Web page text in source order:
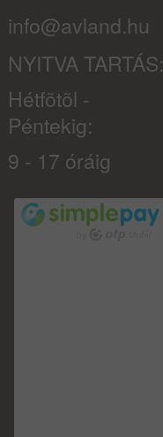
info@avland.hu
NYITVA TARTÁS:
Hétfõtõl -
Péntekig:
9 - 17 óráig